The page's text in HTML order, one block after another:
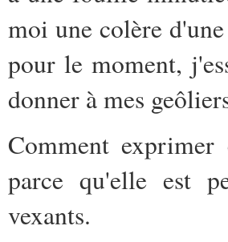
moi une colère
pour le moment,
donner à mes
Comment
parce qu'elle est
vexants.